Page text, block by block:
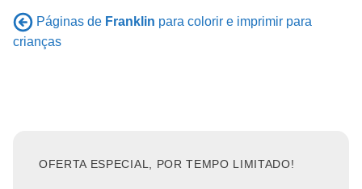
Páginas de Franklin para colorir e imprimir para
crianças
OFERTA ESPECIAL, POR TEMPO LIMITADO!